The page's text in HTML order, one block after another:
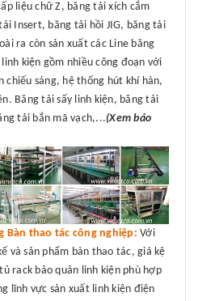
liệu chữ Z, băng tải xích cắm
Insert, băng tải hồi JIG, băng tải
ra còn sản xuất các Line băng
kiện gồm nhiều công đoạn với
chiếu sáng, hệ thống hút khí hàn,
Băng tải sấy linh kiện, băng tải
tải bắn mã vạch,...(Xem báo
Bàn thao tác công nghiệp: Với
và sản phẩm bàn thao tác, giá kệ
rack bảo quản linh kiện phù hợp
lĩnh vực sản xuất linh kiện điện